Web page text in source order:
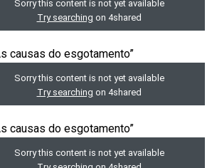
causas do esgotamento”
causas do esgotamento”